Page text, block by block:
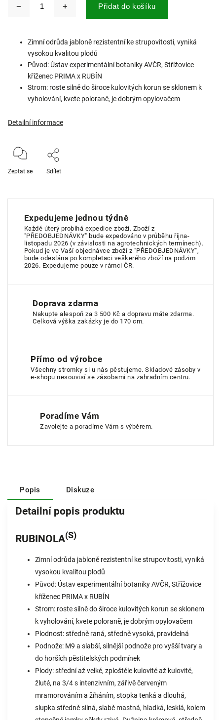
Přidat do košíku
Zimní odrůda jabloně rezistentní ke strupovitosti, vyniká
vysokou kvalitou plodů
Původ: Ústav experimentální botaniky AVČR, Střížovice
kříženec PRIMA x RUBÍN
Strom: roste silně do široce kulovitých korun se sklonem k
vyholování, kvete poloraně, je dobrým opylovačem
Detailní informace
Zeptat se Sdílet
Expedujeme jednou týdně
Každé úterý probíhá expedice zboží. Zboží z
"PŘEDOBJEDNÁVKY" bude expedováno v průběhu října-
listopadu 2026 (v závislosti na agrotechnických termínech).
Pokud je ve Vaší objednávce zboží z "PŘEDOBJEDNÁVKY",
bude odeslána po kompletaci veškerého zboží na podzim
2026. Expedujeme pouze v rámci ČR.
Doprava zdarma
Nakupte alespoň za 3 500 Kč a dopravu máte zdarma.
Celková výška zakázky je do 170 cm.
Přímo od výrobce
Všechny stromky si u nás pěstujeme. Skladové zásoby v
e-shopu nesouvisí se zásobami na zahradním centru.
Poradíme Vám
Zavolejte a poradíme Vám s výběrem.
Popis Diskuze
Detailní popis produktu
RUBINOLA(S)
Zimní odrůda jabloně rezistentní ke strupovitosti, vyniká
vysokou kvalitou plodů
Původ: Ústav experimentální botaniky AVČR, Střížovice
kříženec PRIMA x RUBÍN
Strom: roste silně do široce kulovitých korun se sklonem
k vyholování, kvete poloraně, je dobrým opylovačem
Plodnost: středně raná, středně vysoká, pravidelná
Podnože: M9 a slabší, silnější podnože pro vyšší tvary a
do horších pěstitelských podmínek
Plody: střední až velké, zploštěle kulovité až kulovité,
žluté, na 3/4 s intenzivním, zářivě červeným
mramorováním a žíháním, stopka tenká a dlouhá,
slupka středně silná, slabě mastná, hladká, lesklá, kolem